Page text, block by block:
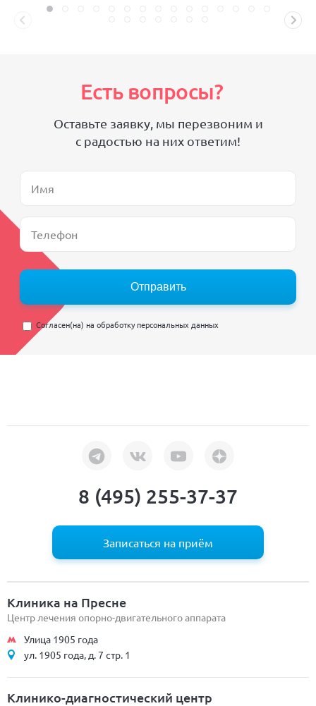
Есть вопросы?
Оставьте заявку, мы перезвоним и
с радостью на них ответим!
Отправить
Согласен(на) на обработку персональных данных
8 (495) 255-37-37
Записаться на приём
Клиника на Пресне
Центр лечения опорно-двигательного аппарата
Улица 1905 года
ул. 1905 года, д. 7 стр. 1
Клинико-диагностический центр